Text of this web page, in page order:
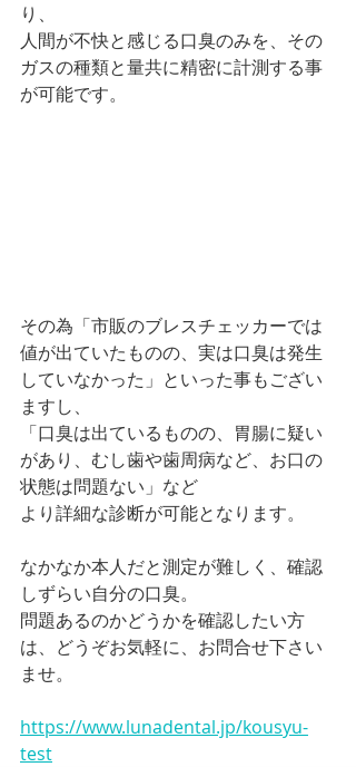
り、
人間が不快と感じる口臭のみを、その
ガスの種類と量共に精密に計測する事
が可能です。
その為「市販のブレスチェッカーでは
値が出ていたものの、実は口臭は発生
していなかった」といった事もござい
ますし、
「口臭は出ているものの、胃腸に疑い
があり、むし歯や歯周病など、お口の
状態は問題ない」など
より詳細な診断が可能となります。
なかなか本人だと測定が難しく、確認
しずらい自分の口臭。
問題あるのかどうかを確認したい方
は、どうぞお気軽に、お問合せ下さい
ませ。
https://www.lunadental.jp/kousyu-
test